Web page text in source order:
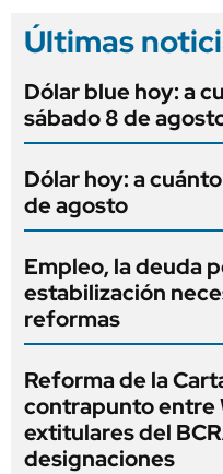
Últimas
Dólar blue hoy: a
sábado 8 de
Dólar hoy: a
de agosto
Empleo, la deuda
estabilización
reformas
Reforma de la
contrapunto entre
extitulares del
designaciones